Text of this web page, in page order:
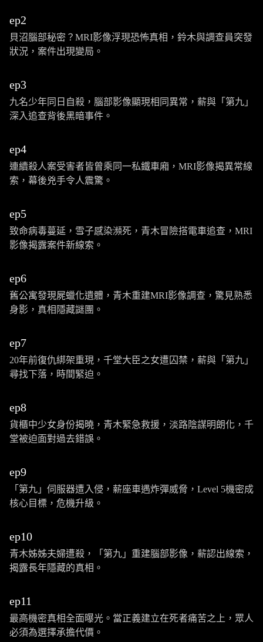
ep2
貝沼腦部秘密？MRI影像浮現恐怖真相，鈴木與調查員突發
狀況，案件出現變局。
ep3
九名少年同日自殺，腦部影像顯現相同異常，薪與「第九」
深入追查背後黑暗事件。
ep4
連續殺人案受害者皆曾乘同一私鐵車廂，MRI影像揭異常線
索，幕後兇手令人震驚。
ep5
致命病毒蔓延，雪子感染瀕死，青木冒險搭電車追查，MRI
影像揭露案件新線索。
ep6
舊公寓發現屍蠟化遺體，青木重建MRI影像調查，驚見熟悉
身影，真相隱藏謎團。
ep7
20年前復仇綁架重現，千堂大臣之女遭囚禁，薪與「第九」
尋找下落，時間緊迫。
ep8
貨櫃中少女身份揭曉，青木緊急救援，淡路陰謀明朗化，千
堂被迫面對過去錯誤。
ep9
「第九」伺服器遭入侵，薪座車遇炸彈威脅，Level 5機密成
核心目標，危機升級。
ep10
青木姊姊夫婦遭殺，「第九」重建腦部影像，薪認出線索，
揭露長年隱藏的真相。
ep11
最高機密真相全面曝光。當正義建立在死者痛苦之上，眾人
必須為選擇承擔代價。